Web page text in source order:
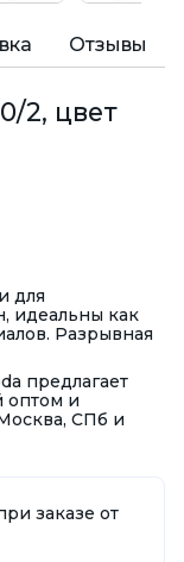
Отзывы
2, цвет
для
идеальны как
Разрывная
предлагает
оптом и
СПб и
заказе от